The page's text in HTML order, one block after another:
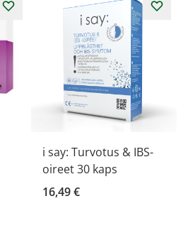
i say: Turvotus & IBS-
oireet 30 kaps
16,49 €